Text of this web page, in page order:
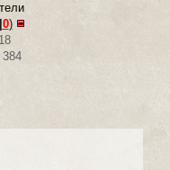
0)